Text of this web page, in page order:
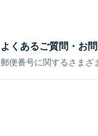
よくあるご質問・お
郵便番号に関するさまざ